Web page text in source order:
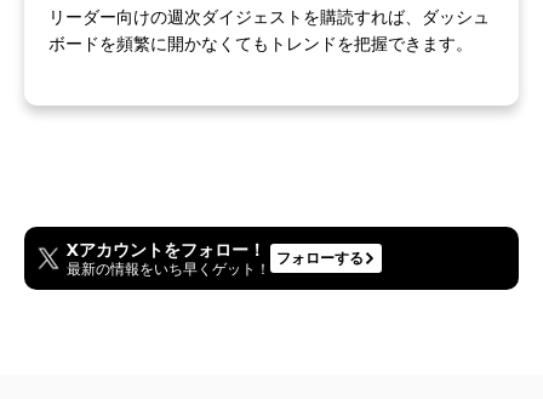
リーダー向けの週次ダイジェストを購読すれば、ダッシュ
ボードを頻繁に開かなくてもトレンドを把握できます。
Xアカウントをフォロー！
最新の情報をいち早くゲット！
フォローする